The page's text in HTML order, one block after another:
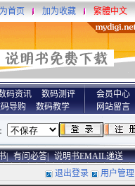
首页 加为收藏 繁體中文
码资讯
数码测评
导购 数码教学
会员中心
网站留言
| 有问必答| 说明书EMAIL递送
退出登录 用户管理